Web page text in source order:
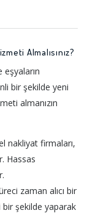
Almalısınız?
eşyaların
bir şekilde yeni
almanızın
nakliyat firmaları,
Hassas
zaman alıcı bir
bir şekilde yaparak